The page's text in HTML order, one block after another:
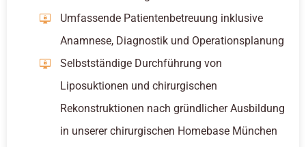
Umfassende Patientenbetreuung inklusive
Anamnese, Diagnostik und Operationsplanung
Selbstständige Durchführung von
Liposuktionen und chirurgischen
Rekonstruktionen nach gründlicher Ausbildung
in unserer chirurgischen Homebase München